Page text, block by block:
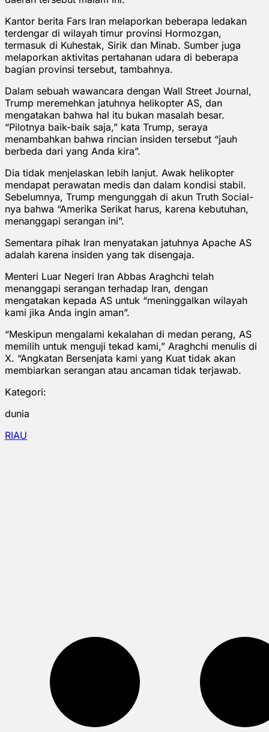
Kantor berita Fars Iran melaporkan beberapa ledakan
terdengar di wilayah timur provinsi Hormozgan,
termasuk di Kuhestak, Sirik dan Minab. Sumber juga
melaporkan aktivitas pertahanan udara di beberapa
bagian provinsi tersebut, tambahnya.
Dalam sebuah wawancara dengan Wall Street Journal,
Trump meremehkan jatuhnya helikopter AS, dan
mengatakan bahwa hal itu bukan masalah besar.
“Pilotnya baik-baik saja,” kata Trump, seraya
menambahkan bahwa rincian insiden tersebut “jauh
berbeda dari yang Anda kira”.
Dia tidak menjelaskan lebih lanjut. Awak helikopter
mendapat perawatan medis dan dalam kondisi stabil.
Sebelumnya, Trump mengunggah di akun Truth Social-
nya bahwa “Amerika Serikat harus, karena kebutuhan,
menanggapi serangan ini”.
Sementara pihak Iran menyatakan jatuhnya Apache AS
adalah karena insiden yang tak disengaja.
Menteri Luar Negeri Iran Abbas Araghchi telah
menanggapi serangan terhadap Iran, dengan
mengatakan kepada AS untuk “meninggalkan wilayah
kami jika Anda ingin aman”.
“Meskipun mengalami kekalahan di medan perang, AS
memilih untuk menguji tekad kami,” Araghchi menulis di
X. “Angkatan Bersenjata kami yang Kuat tidak akan
membiarkan serangan atau ancaman tidak terjawab.
Kategori:
dunia
RIAU